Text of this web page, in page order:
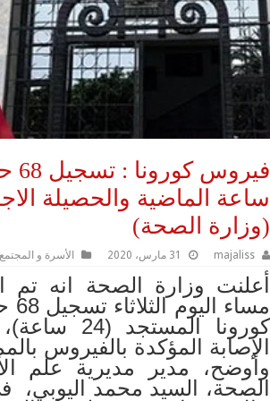
(وزارة الصحة)
majaliss 31 مارس، 2020 الأسرة و المجتمع
أعلنت وزارة الصحة انه
كورونا
الإصابة المؤكدة بالفيروس بالمملكة
وأوضح، مدير مديرية علم
الصحة، السيد محمد اليوبي،